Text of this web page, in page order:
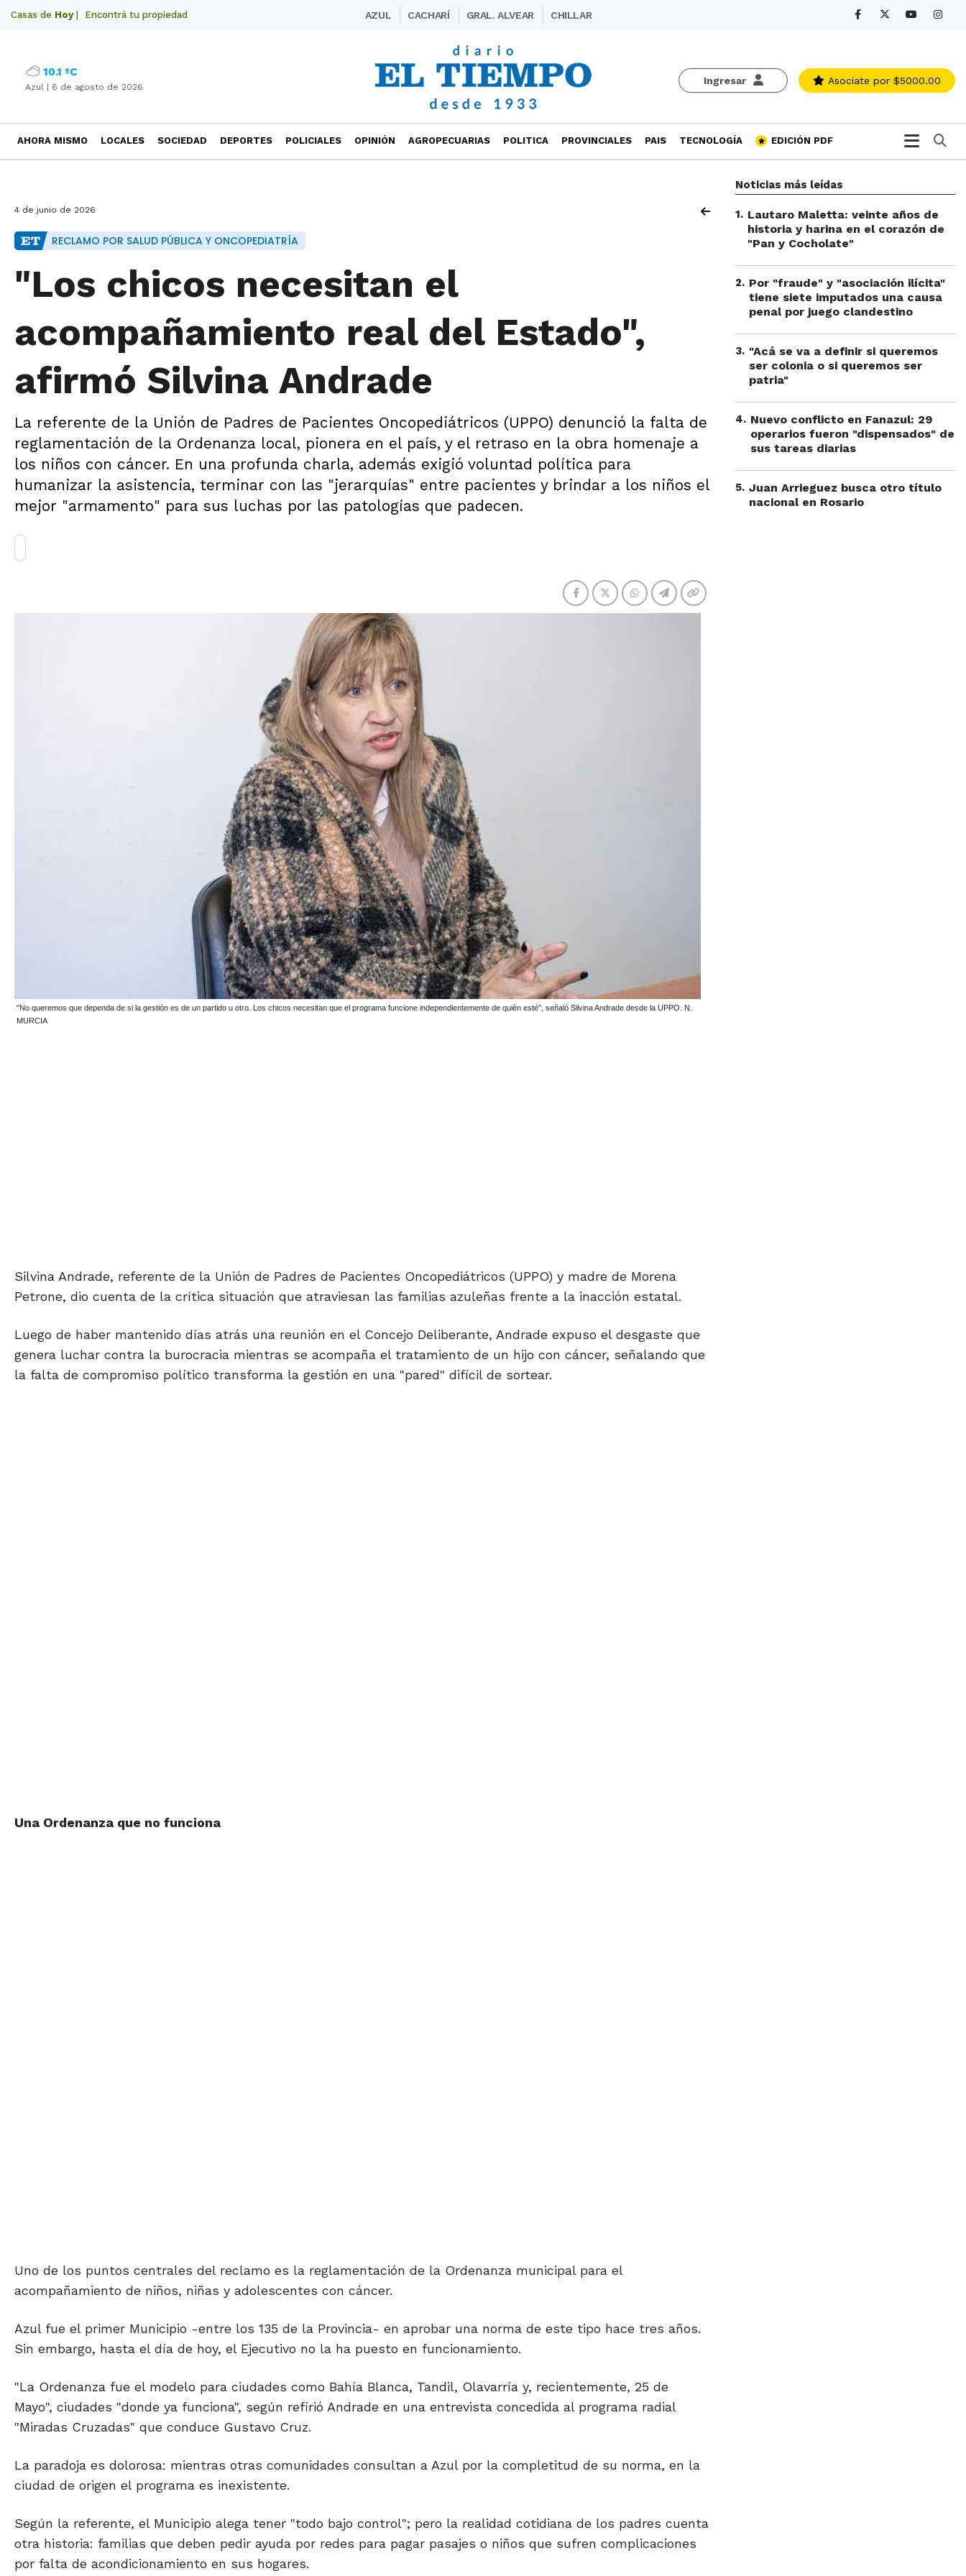
Casas de Hoy| Encontrá tu propiedad AZUL CACHARÍ GRAL. ALVEAR CHILLAR
Ingresar Asociate por $5000.00
10.1 ºC
Azul | 6 de agosto de 2026
AHORA MISMO LOCALES SOCIEDAD DEPORTES POLICIALES OPINIÓN AGROPECUARIAS POLITICA PROVINCIALES PAIS TECNOLOGÍA EDICIÓN PDF
4 de junio de 2026
RECLAMO POR SALUD PÚBLICA Y ONCOPEDIATRÍA
"Los chicos necesitan el
acompañamiento real del Estado",
afirmó Silvina Andrade
La referente de la Unión de Padres de Pacientes Oncopediátricos (UPPO) denunció la falta de
reglamentación de la Ordenanza local, pionera en el país, y el retraso en la obra homenaje a
los niños con cáncer. En una profunda charla, además exigió voluntad política para
humanizar la asistencia, terminar con las "jerarquías" entre pacientes y brindar a los niños el
mejor "armamento" para sus luchas por las patologías que padecen.
"No queremos que dependa de si la gestión es de un partido u otro. Los chicos necesitan que el programa funcione independientemente de quién esté", señaló Silvina Andrade desde la UPPO. N.
MURCIA
Silvina Andrade, referente de la Unión de Padres de Pacientes Oncopediátricos (UPPO) y madre de Morena
Petrone, dio cuenta de la crítica situación que atraviesan las familias azuleñas frente a la inacción estatal.
Luego de haber mantenido días atrás una reunión en el Concejo Deliberante, Andrade expuso el desgaste que
genera luchar contra la burocracia mientras se acompaña el tratamiento de un hijo con cáncer, señalando que
la falta de compromiso político transforma la gestión en una "pared" difícil de sortear.
Una Ordenanza que no funciona
Uno de los puntos centrales del reclamo es la reglamentación de la Ordenanza municipal para el
acompañamiento de niños, niñas y adolescentes con cáncer.
Azul fue el primer Municipio -entre los 135 de la Provincia- en aprobar una norma de este tipo hace tres años.
Sin embargo, hasta el día de hoy, el Ejecutivo no la ha puesto en funcionamiento.
"La Ordenanza fue el modelo para ciudades como Bahía Blanca, Tandil, Olavarría y, recientemente, 25 de
Mayo", ciudades "donde ya funciona", según refirió Andrade en una entrevista concedida al programa radial
"Miradas Cruzadas" que conduce Gustavo Cruz.
La paradoja es dolorosa: mientras otras comunidades consultan a Azul por la completitud de su norma, en la
ciudad de origen el programa es inexistente.
Según la referente, el Municipio alega tener "todo bajo control"; pero la realidad cotidiana de los padres cuenta
otra historia: familias que deben pedir ayuda por redes para pagar pasajes o niños que sufren complicaciones
por falta de acondicionamiento en sus hogares.
Noticias más leídas
1. Lautaro Maletta: veinte años de
historia y harina en el corazón de
"Pan y Cocholate"
2. Por "fraude" y "asociación ilícita"
tiene siete imputados una causa
penal por juego clandestino
3. "Acá se va a definir si queremos
ser colonia o si queremos ser
patria"
4. Nuevo conflicto en Fanazul: 29
operarios fueron "dispensados" de
sus tareas diarias
5. Juan Arrieguez busca otro título
nacional en Rosario